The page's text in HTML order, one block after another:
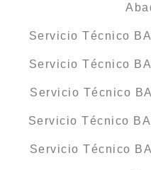
Servicio Técnico
Servicio Técnico
Servicio Técnico
Servicio Técnico
Servicio Técnico